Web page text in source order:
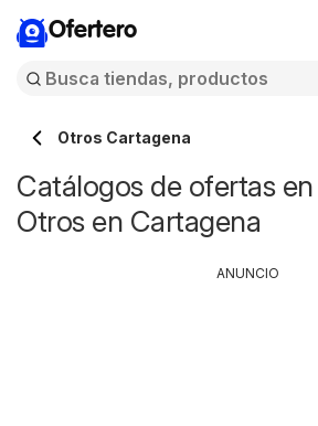
Ofertero
Otros Cartagena
Catálogos de ofertas
Otros en Cartagena
ANUNCIO